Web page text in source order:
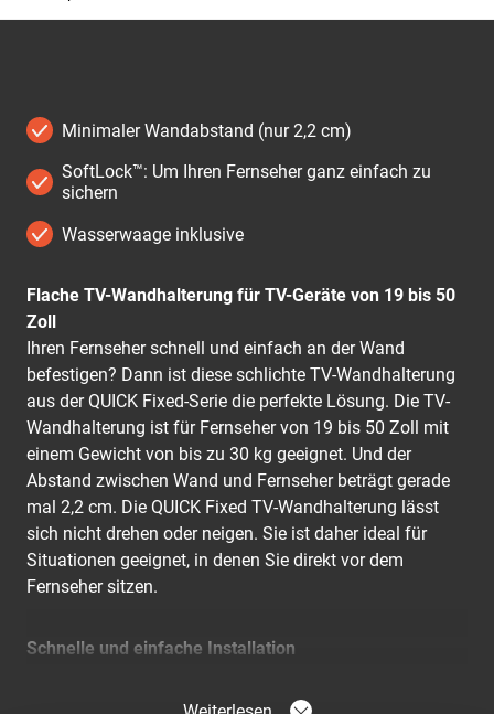
Minimaler Wandabstand (nur 2,2 cm)
SoftLock™: Um Ihren Fernseher ganz einfach zu
sichern
Wasserwaage inklusive
Flache TV-Wandhalterung für TV-Geräte von 19 bis 50
Zoll
Ihren Fernseher schnell und einfach an der Wand
befestigen? Dann ist diese schlichte TV-Wandhalterung
aus der QUICK Fixed-Serie die perfekte Lösung. Die TV-
Wandhalterung ist für Fernseher von 19 bis 50 Zoll mit
einem Gewicht von bis zu 30 kg geeignet. Und der
Abstand zwischen Wand und Fernseher beträgt gerade
mal 2,2 cm. Die QUICK Fixed TV-Wandhalterung lässt
sich nicht drehen oder neigen. Sie ist daher ideal für
Situationen geeignet, in denen Sie direkt vor dem
Fernseher sitzen.
Schnelle und einfache Installation
Montage Ihres Fernsehers an der Wand schnell und